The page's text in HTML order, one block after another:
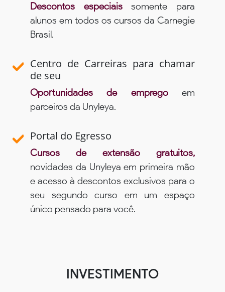
Descontos especiaissomente para
alunos em todos os cursos da Carnegie
Brasil.
Centro de Carreiras para chamar
de seu
Oportunidades de empregoem
parceiros da Unyleya.
Portal do Egresso
Cursos de extensão gratuitos,
novidades da Unyleya em primeira mão
e acesso à descontos exclusivos para o
seu segundo curso em um espaço
único pensado para você.
INVESTIMENTO